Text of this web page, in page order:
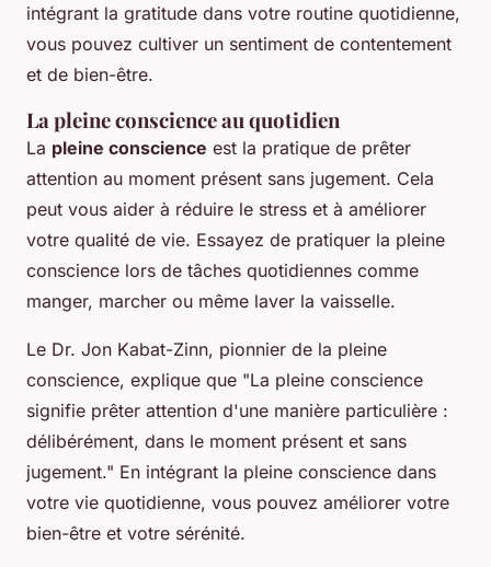
intégrant la gratitude dans votre routine quotidienne,
vous pouvez cultiver un sentiment de contentement
et de bien-être.
La pleine conscience au quotidien
La pleine conscience est la pratique de prêter
attention au moment présent sans jugement. Cela
peut vous aider à réduire le stress et à améliorer
votre qualité de vie. Essayez de pratiquer la pleine
conscience lors de tâches quotidiennes comme
manger, marcher ou même laver la vaisselle.
Le Dr. Jon Kabat-Zinn, pionnier de la pleine
conscience, explique que "La pleine conscience
signifie prêter attention d'une manière particulière :
délibérément, dans le moment présent et sans
jugement." En intégrant la pleine conscience dans
votre vie quotidienne, vous pouvez améliorer votre
bien-être et votre sérénité.